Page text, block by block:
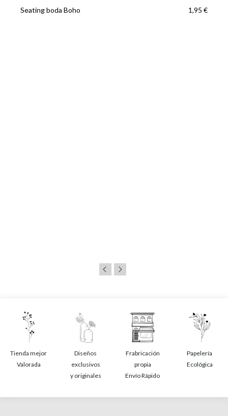
Seating boda Boho 1,95 €
Tienda mejor
Valorada
Diseños
exclusivos
y originales
Frabricación
propia
Envío Rápido
Papelería
Ecológica